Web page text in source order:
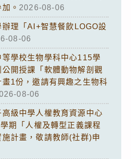
。 2026-08-06
辦理「AI+智慧餐飲LOGO設
08-06
學校生物學科中心115學
開授課「軟體動物解剖觀
1份，邀請有興趣之生物科
08-06
級中學人權教育資源中心
期「人權及轉型正義課程
施計畫，敬請教師(社群)申